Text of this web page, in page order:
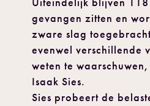
gevangen zitten en
zware slag
evenwel verschillende
weten te
Isaak Sies.
Sies probeert de